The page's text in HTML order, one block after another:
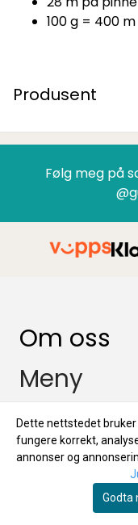
100 g = 400 m
Produsent
Følg meg på
Om oss
GUDBRANDSGARN AS
Tromsnesvegen 29B
2634 FÅVANG
Org. nr. 934305957
+4741683744
Meny
Retur
Om GudbrandsGarn
Info
FAQ
Registrer deg for å
Dette nettstedet
fungere korrekt,
annonser og
Godta